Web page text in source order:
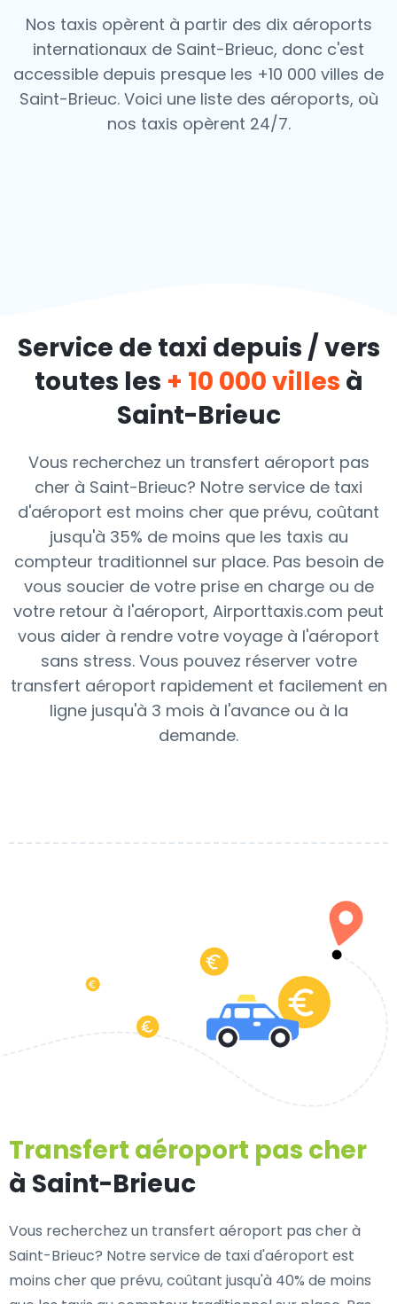
Nos taxis opèrent à partir des dix aéroports
internationaux de Saint-Brieuc, donc c'est
accessible depuis presque les +10 000 villes de
Saint-Brieuc. Voici une liste des aéroports, où
nos taxis opèrent 24/7.
Service de taxi depuis / vers
toutes les + 10 000 villes à
Saint-Brieuc
Vous recherchez un transfert aéroport pas
cher à Saint-Brieuc? Notre service de taxi
d'aéroport est moins cher que prévu, coûtant
jusqu'à 35% de moins que les taxis au
compteur traditionnel sur place. Pas besoin de
vous soucier de votre prise en charge ou de
votre retour à l'aéroport, Airporttaxis.com peut
vous aider à rendre votre voyage à l'aéroport
sans stress. Vous pouvez réserver votre
transfert aéroport rapidement et facilement en
ligne jusqu'à 3 mois à l'avance ou à la
demande.
Transfert aéroport pas cher
à Saint-Brieuc
Vous recherchez un transfert aéroport pas cher à
Saint-Brieuc? Notre service de taxi d'aéroport est
moins cher que prévu, coûtant jusqu'à 40% de moins